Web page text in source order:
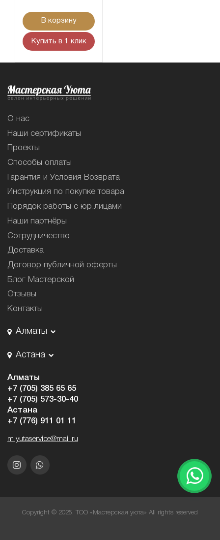
В корзину
Купить в 1 клик
О нас
Наши сертификаты
Проекты
Способы оплаты
Гарантия и Условия Возврата
Инструкция по покупке товара
Порядок работы с юр.лицами
Наши партнёры
Сотрудничество
Доставка
Договор публичной оферты
Блог Мастерской
Отзывы
Контакты
Алматы
Астана
Алматы
+7 (705) 385 65 65
+7 (705) 573-30-40
Астана
+7 (776) 911 01 11
m.yutaservice@mail.ru
Copyright © 2025. ТОО «Мастерская уюта» All rights reserved